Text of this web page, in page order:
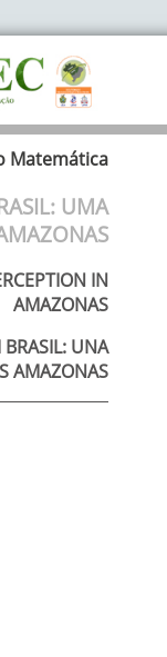
Matemática
UMA
IN
AMAZONAS
UNA
AMAZONAS